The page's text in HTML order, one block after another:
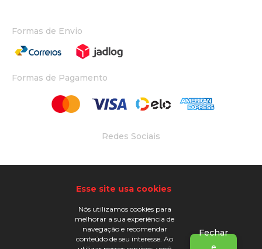
Esse site usa cookies
Nós utilizamos cookies para
melhorar a sua experiência de
navegação e recomendar
conteúdo de seu interesse. Ao
Fechar
Formas de Envio
Formas de Pagamento
Redes Sociais
Desenvolvido Por